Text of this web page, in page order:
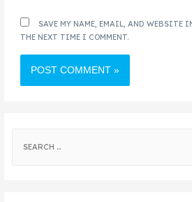
SAVE MY NAME, EMAIL, AND WEBSITE
THE NEXT TIME I COMMENT.